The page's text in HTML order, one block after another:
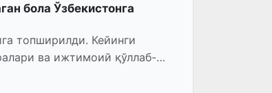
бола Ўзбекистонга
топширилди. Кейинги
ва ижтимоий қўллаб-